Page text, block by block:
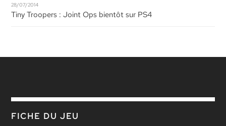
28/07/2014
Tiny Troopers : Joint Ops bientôt sur PS4
FICHE DU JEU